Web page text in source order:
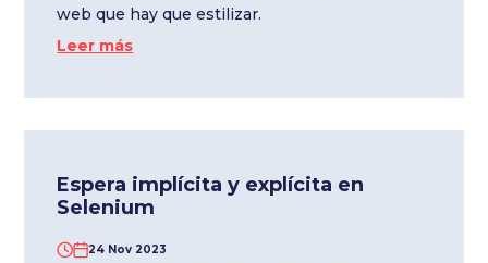
web que hay que estilizar.
Leer más
Espera implícita y explícita en
Selenium
24 Nov 2023